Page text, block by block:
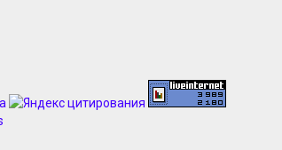
С начала сезона с курских
водоемов увели 397 одиноких